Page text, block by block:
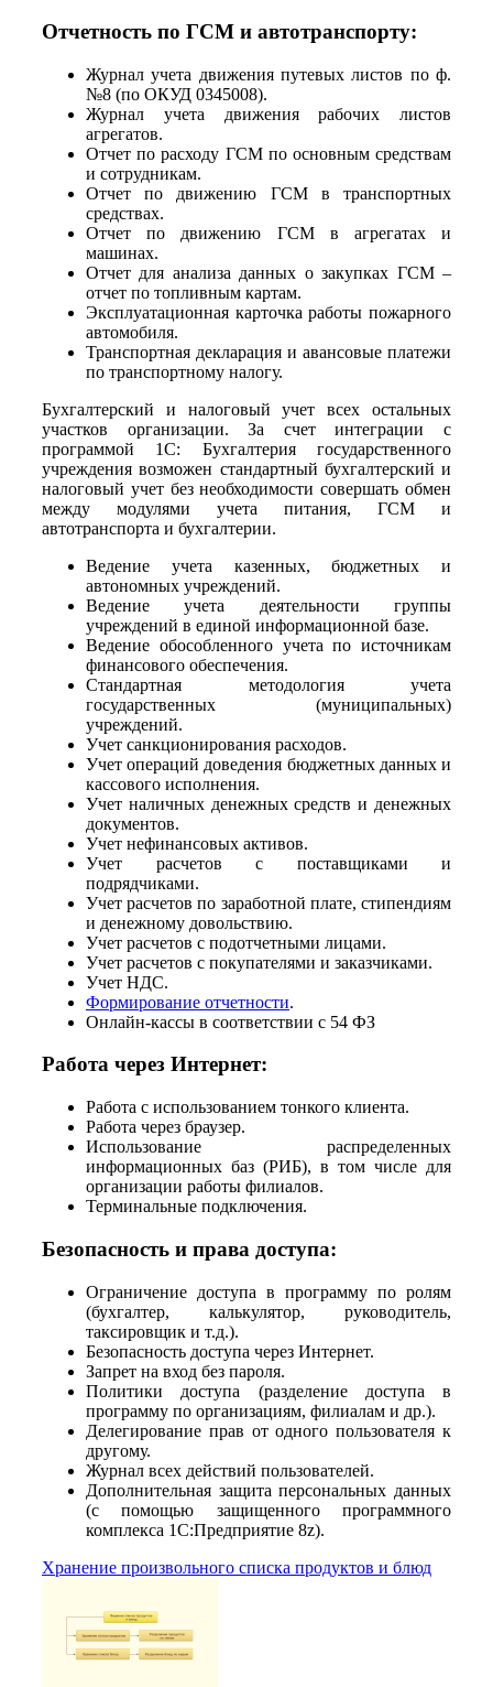
Отчетность по ГСМ и автотранспорту:
Журнал учета движения путевых листов по ф.
№8 (по ОКУД 0345008).
Журнал учета движения рабочих листов
агрегатов.
Отчет по расходу ГСМ по основным средствам
и сотрудникам.
Отчет по движению ГСМ в транспортных
средствах.
Отчет по движению ГСМ в агрегатах и
машинах.
Отчет для анализа данных о закупках ГСМ –
отчет по топливным картам.
Эксплуатационная карточка работы пожарного
автомобиля.
Транспортная декларация и авансовые платежи
по транспортному налогу.
Бухгалтерский и налоговый учет всех остальных
участков организации. За счет интеграции с
программой 1С: Бухгалтерия государственного
учреждения возможен стандартный бухгалтерский и
налоговый учет без необходимости совершать обмен
между модулями учета питания, ГСМ и
автотранспорта и бухгалтерии.
Ведение учета казенных, бюджетных и
автономных учреждений.
Ведение учета деятельности группы
учреждений в единой информационной базе.
Ведение обособленного учета по источникам
финансового обеспечения.
Стандартная методология учета
государственных (муниципальных)
учреждений.
Учет санкционирования расходов.
Учет операций доведения бюджетных данных и
кассового исполнения.
Учет наличных денежных средств и денежных
документов.
Учет нефинансовых активов.
Учет расчетов с поставщиками и
подрядчиками.
Учет расчетов по заработной плате, стипендиям
и денежному довольствию.
Учет расчетов с подотчетными лицами.
Учет расчетов с покупателями и заказчиками.
Учет НДС.
Формирование отчетности.
Онлайн-кассы в соответствии с 54 ФЗ
Работа через Интернет:
Работа с использованием тонкого клиента.
Работа через браузер.
Использование распределенных
информационных баз (РИБ), в том числе для
организации работы филиалов.
Терминальные подключения.
Безопасность и права доступа:
Ограничение доступа в программу по ролям
(бухгалтер, калькулятор, руководитель,
таксировщик и т.д.).
Безопасность доступа через Интернет.
Запрет на вход без пароля.
Политики доступа (разделение доступа в
программу по организациям, филиалам и др.).
Делегирование прав от одного пользователя к
другому.
Журнал всех действий пользователей.
Дополнительная защита персональных данных
(с помощью защищенного программного
комплекса 1С:Предприятие 8z).
Хранение произвольного списка продуктов и блюд